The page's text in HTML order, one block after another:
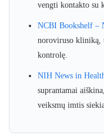
vengti kontakto su
NCBI Bookshelf –
noroviruso kliniką,
kontrolę.
NIH News in
suprantamai
veiksmų imtis